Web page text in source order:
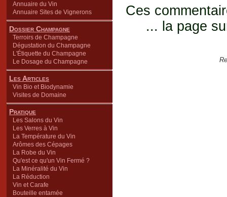
Annuaire du Vin
Annuaire Sites de Vignerons
Dossier Champagne
Terroirs de Champagne
Dégustation du Champagne
L'Étiquette du Champagne
Le Dosage du Champagne
Les Articles
Vin Bio et Biodynamie
Visites de Domaine
Pratique
Les Salons du Vin
Les Verres à Vin
La Température du Vin
Arômes des Cépages
La Robe du Vin
Qu'est ce qu'un Vin Fermé ?
La Minéralité du Vin
La Réduction
Vin et Carafe
Bouteille entamée
Ces
... la page